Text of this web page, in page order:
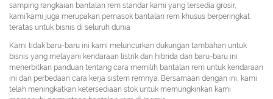
samping rangkaian bantalan rem standar kami yang tersedia grosir,
kami’kami juga merupakan pemasok bantalan rem khusus berperingkat
teratas untuk bisnis di seluruh dunia
Kami tidak’baru-baru ini kami meluncurkan dukungan tambahan untuk
bisnis yang melayani kendaraan listrik dan hibrida dan baru-baru ini
menerbitkan panduan tentang cara memilih bantalan rem untuk kendaraan
ini dan perbedaan cara kerja sistem remnya. Bersamaan dengan ini, kami
telah meningkatkan ketersediaan stok untuk memungkinkan kami